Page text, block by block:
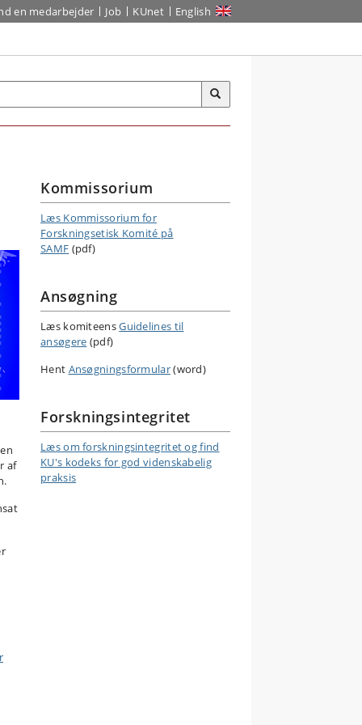
en medarbejder Job KUnet English
af
Kommissorium
Læs Kommissorium for
Forskningsetisk Komité på
SAMF (pdf)
Ansøgning
Læs komiteensGuidelines til
ansøgere (pdf)
Hent Ansøgningsformular(word)
Forskningsintegritet
Læs om forskningsintegritet og find
KU's kodeks for god videnskabelig
praksis